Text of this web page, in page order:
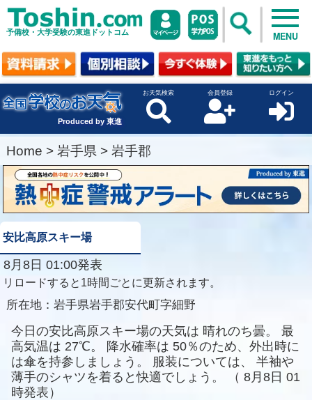
予備校・大学受験の東進ドットコム MENU
Produced by 東進
お天気検索 会員登録 ログイン
Home > 岩手県 > 岩手郡
安比高原スキー場
8月8日 01:00発表
リロードすると1時間ごとに更新されます。
所在地： 岩手県岩手郡安代町字細野
今日の安比高原スキー場の天気は 晴れのち曇。
最
高気温は 27℃。 降水確率は 50％のため、外出時に
は傘を持参しましょう。
服装については、
半袖や
薄手のシャツを着ると快適でしょう。
（ 8月8日 01
時発表）